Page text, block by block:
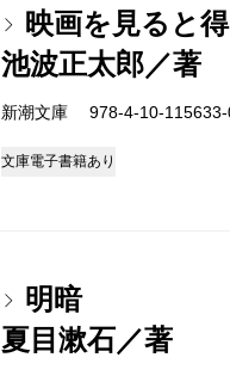
映画を見ると
池波正太郎／著
新潮文庫 978-4-10-
文庫電子書籍あり
明暗
夏目漱石／著